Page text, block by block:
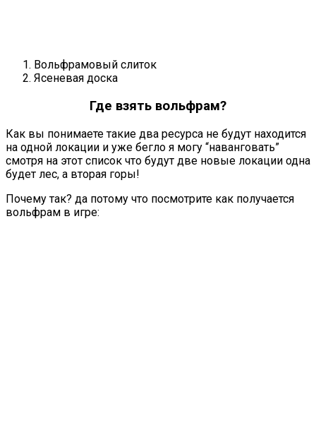
Вольфрамовый слиток
Ясеневая доска
Где взять вольфрам?
Как вы понимаете такие два ресурса не будут находится
на одной локации и уже бегло я могу “наванговать”
смотря на этот список что будут две новые локации одна
будет лес, а вторая горы!
Почему так? да потому что посмотрите как получается
вольфрам в игре: